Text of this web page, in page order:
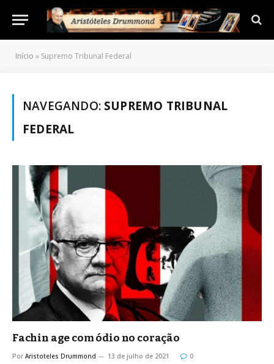
Início » Supremo Tribunal Federal
NAVEGANDO: SUPREMO TRIBUNAL
FEDERAL
Fachin age com ódio no coração
Por Aristoteles Drummond 13 de julho de 2021 0